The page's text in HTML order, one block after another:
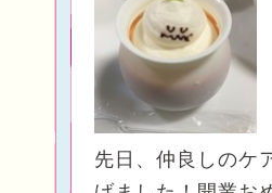
先日、仲良しのケ